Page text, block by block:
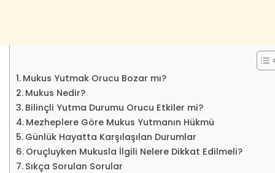
Mukus Yutmak Orucu Bozar mı?
Mukus Nedir?
Bilinçli Yutma Durumu Orucu Etkiler mi?
Mezheplere Göre Mukus Yutmanın Hükmü
Günlük Hayatta Karşılaşılan Durumlar
Oruçluyken Mukusla İlgili Nelere Dikkat Edilmeli?
Sıkça Sorulan Sorular